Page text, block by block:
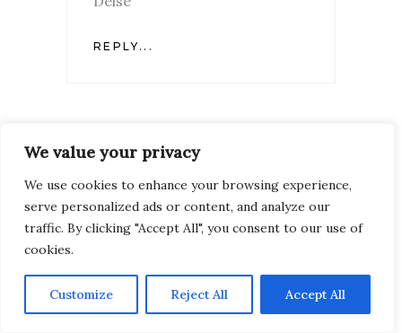
We value your privacy
We use cookies to enhance your browsing experience,
serve personalized ads or content, and analyze our
traffic. By clicking "Accept All", you consent to our use of
cookies.
Customize Reject All Accept All
REPLY...
POST A COMMENT